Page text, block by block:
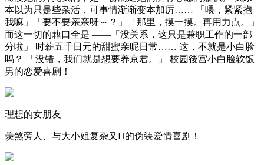
本以为只是些杂活，可事情渐渐变本加厉…… 「喂，紧紧抱
我嘛」「要不要亲亲呀～？」「那里，摸一摸。再用力点。」
而这一切的藉口全是 ——「没关系，这只是兼职工作的一部
分啦」 时薪五千日元的甜蜜亲昵日常…… 这，不就是小白脸
吗？ 「没错，我们就是想要养京君。」 校园後宫小白脸软饭
男的恋爱喜剧！
理想的女朋友
羡煞旁人、与大小姐复杂又H的伪装爱情喜剧！